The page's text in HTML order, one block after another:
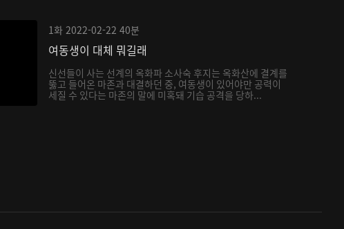
1화 2022-02-22 40분
여동생이 대체 뭐길래
신선들이 사는 선계의 옥화파 소사숙 후지는 옥화산에 결계를
뚫고 들어온 마존과 대결하던 중, 여동생이 있어야만 공력이
세질 수 있다는 마존의 말에 미혹돼 기습 공격을 당하...